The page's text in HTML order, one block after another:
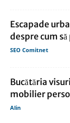
Escapade
despre cum
SEO Comitnet
Bucătăria
mobilier
Alin